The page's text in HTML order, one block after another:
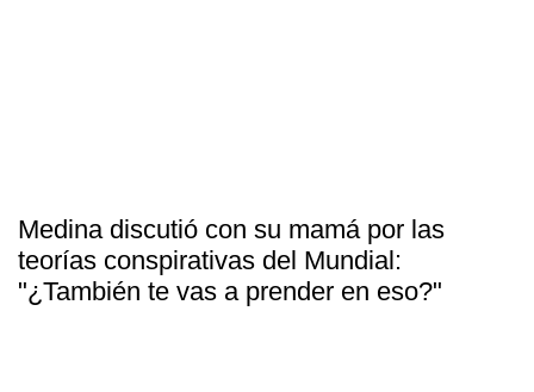
Medina discutió con su mamá por las
teorías conspirativas del Mundial:
"¿También te vas a prender en eso?"